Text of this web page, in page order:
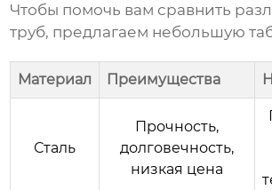
Чтобы помочь вам сравнить
труб, предлагаем небольшую
Материал Преимущества
Сталь
Прочность,
долговечность,
низкая цена